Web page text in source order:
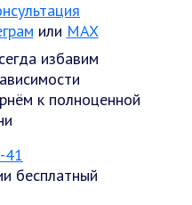
или MAX
избавим
к полноценной
41
бесплатный